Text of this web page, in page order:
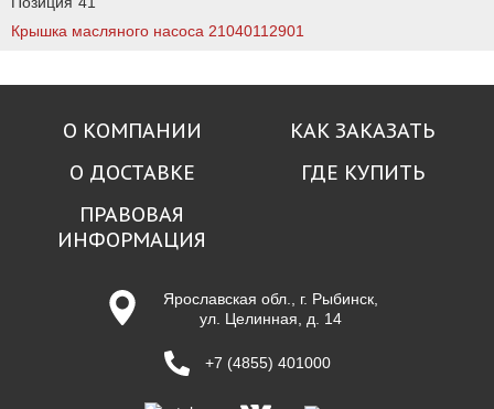
Крышка масляного насоса 21040112901
О КОМПАНИИ
КАК ЗАКАЗАТЬ
О ДОСТАВКЕ
ГДЕ КУПИТЬ
ПРАВОВАЯ
ИНФОРМАЦИЯ
Ярославская обл., г. Рыбинск,
ул. Целинная, д. 14
+7 (4855) 401000